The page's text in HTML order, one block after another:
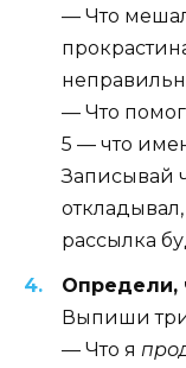
— Что
— Что
5 — что
Записывай
откладывал,
рассылка
Определи,
Выпиши
— Что я